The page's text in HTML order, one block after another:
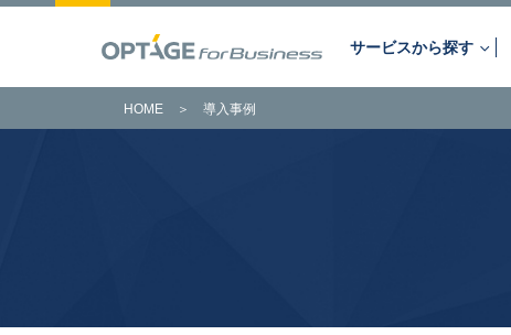
サービスから探す
HOME ＞ 導入事例